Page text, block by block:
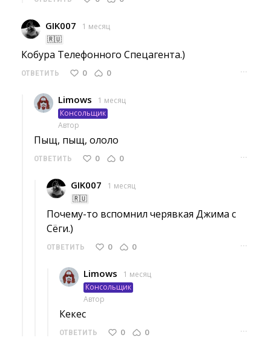
GIK007
1 месяц
🇷🇺
Кобура Телефонного Спецагента.)
ОТВЕТИТЬ 0 0 ···
Limows
1 месяц
Консольщик
Автор
Пыщ, пыщ, ололо
ОТВЕТИТЬ 0 0 ···
GIK007
1 месяц
🇷🇺
Почему-то вспомнил черявкая Джима с
Сёги.)
ОТВЕТИТЬ 0 0 ···
Limows
1 месяц
Консольщик
Автор
Кекес
ОТВЕТИТЬ 0 0 ···